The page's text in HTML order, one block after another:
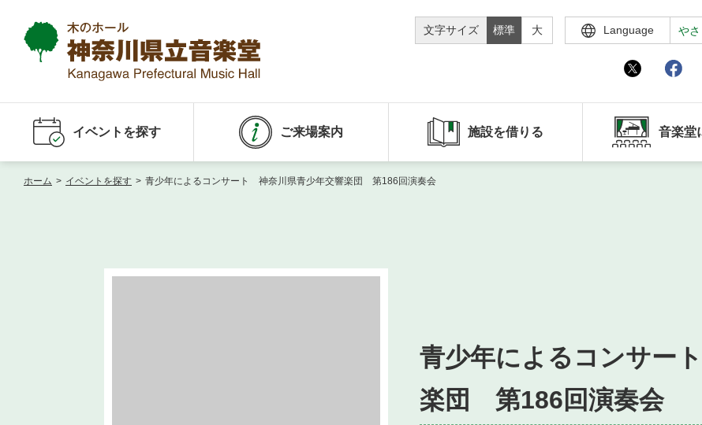
文字サイズ 標準 大 Language や
イベントを探す ご来場案内 施設を借りる 音楽堂
ホーム > イベントを探す > 青少年によるコンサート 神奈川県青少年交響楽団 第186回演奏会
青少年によるコンサー
楽団 第186回演奏会